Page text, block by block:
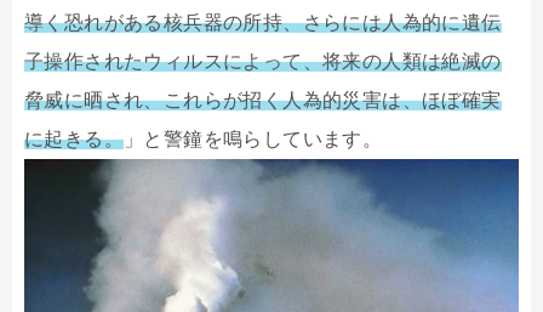
導く恐れがある核兵器の所持、さらには人為的に遺伝
子操作されたウィルスによって、将来の人類は絶滅の
脅威に晒され、これらが招く人為的災害は、ほぼ確実
に起きる。 」と警鐘を鳴らしています。